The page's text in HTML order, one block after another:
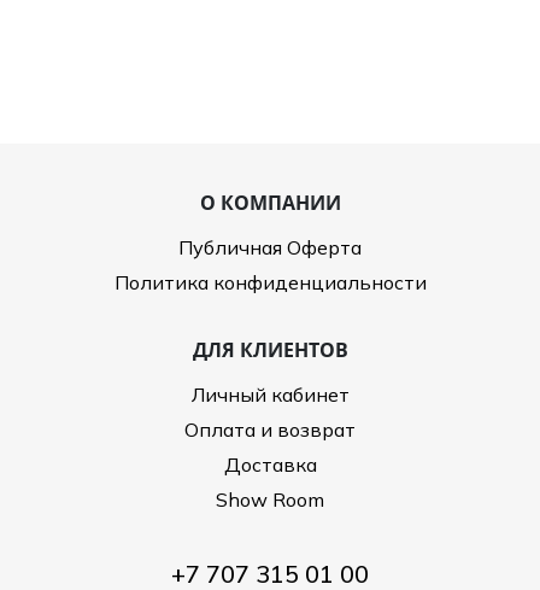
О КОМПАНИИ
Публичная Оферта
Политика конфиденциальности
ДЛЯ КЛИЕНТОВ
Личный кабинет
Оплата и возврат
Доставка
Show Room
+7 707 315 01 00